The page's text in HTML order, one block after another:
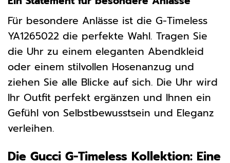
Für besondere Anlässe ist die G-Timeless
YA1265022 die perfekte Wahl. Tragen Sie
die Uhr zu einem eleganten Abendkleid
oder einem stilvollen Hosenanzug und
ziehen Sie alle Blicke auf sich. Die Uhr wird
Ihr Outfit perfekt ergänzen und Ihnen ein
Gefühl von Selbstbewusstsein und Eleganz
verleihen.
Die Gucci G-Timeless Kollektion: Eine